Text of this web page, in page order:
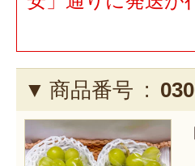
商品番号 :